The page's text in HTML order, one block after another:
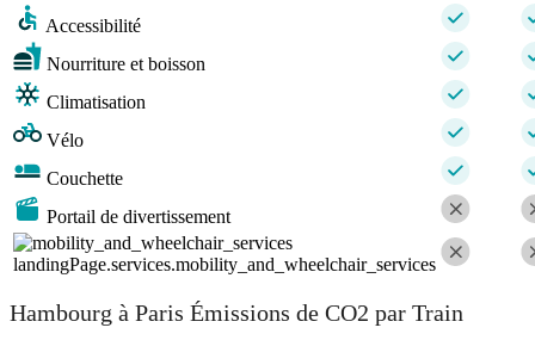
Accessibilité
Nourriture et boisson
Climatisation
Vélo
Couchette
Portail de divertissement
landingPage.services.mobility_and_wheelchair_services
Hambourg à Paris Émissions de CO2 par Train